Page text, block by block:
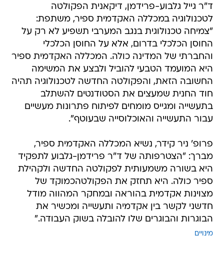
ד"ר גייל גלבוע-פרידמן, דיקאנית הפקולטה
לטכנולוגיה במכללה האקדמית ספיר, משתפת:
"צמיחה טכנולוגית בנגב המערבי תשפיע לא רק על
החוסן הכלכלי בדרום, אלא על החוסן הכלכלי
והחברתי של המדינה כולה. המכללה האקדמית ספיר
היא המועמד הטבעי להוביל ולבצע את המשימה
החשובה הזאת, והפקולטה החדשה לטכנולוגיה תהיה
חוד החנית שמעצים את הסטודנטים להשתלב
בתעשייה ומגייס מומחים לפיתוח פתרונות מעשיים
עבור התעשייה והאוכלוסייה שבעוטף".
פרופ' ניר קידר, נשיא המכללה האקדמית ספיר,
מברך: "הצטרפותה של ד"ר פרידמן-גלבוע לתפקיד
היא בשורה משמעותית לפקולטה החדשה ולקהילת
ספיר כולה. היא תחזק את הפקולטהכמוקד של
מצוינות אקדמית בהוראה ובמחקר המהווה מודל
חדשני לקשר בין אקדמיה ותעשייה ומכשיר את
הבוגרות והבוגרים שלו להובלה בשוק העבודה."
מינויים